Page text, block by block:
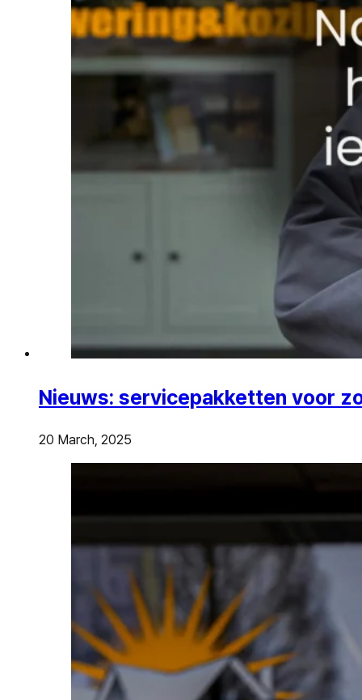
Nieuws: servicepakketten voor
20 March, 2025